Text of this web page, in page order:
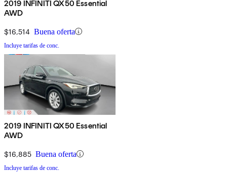
2019 INFINITI QX50 Essential
AWD
$16,514 Buena oferta
Incluye tarifas de conc.
2019 INFINITI QX50 Essential
AWD
$16,885 Buena oferta
Incluye tarifas de conc.